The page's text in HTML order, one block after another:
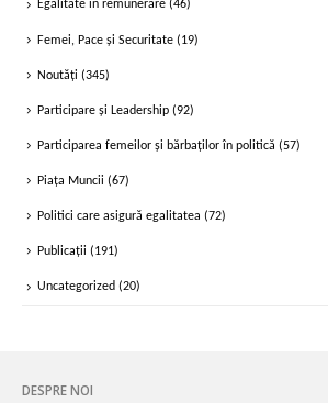
Egalitate în remunerare (46)
Femei, Pace și Securitate (19)
Noutăți (345)
Participare și Leadership (92)
Participarea femeilor și bărbaților în politică (57)
Piața Muncii (67)
Politici care asigură egalitatea (72)
Publicații (191)
Uncategorized (20)
DESPRE NOI